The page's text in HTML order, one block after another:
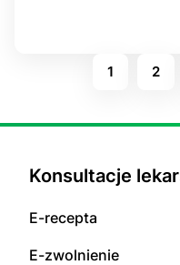
1 2
Konsultacje
E-recepta
E-zwolnienie